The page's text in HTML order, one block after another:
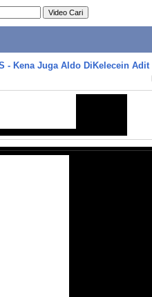
- Kena Juga Aldo DiKelecein Adit